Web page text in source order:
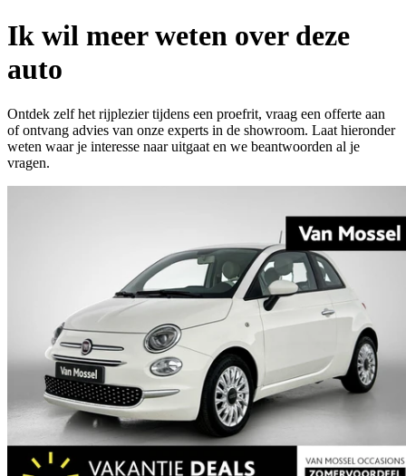
Ik wil meer weten over deze
auto
Ontdek zelf het rijplezier tijdens een proefrit, vraag een offerte aan
of ontvang advies van onze experts in de showroom. Laat hieronder
weten waar je interesse naar uitgaat en we beantwoorden al je
vragen.